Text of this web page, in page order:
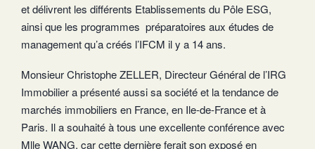
et délivrent les différents Etablissements du Pôle ESG,
ainsi que les programmes préparatoires aux études de
management qu’a créés l’IFCM il y a 14 ans.
Monsieur Christophe ZELLER, Directeur Général de l’IRG
Immobilier a présenté aussi sa société et la tendance de
marchés immobiliers en France, en Ile-de-France et à
Paris. Il a souhaité à tous une excellente conférence avec
Mlle WANG, car cette dernière ferait son exposé en